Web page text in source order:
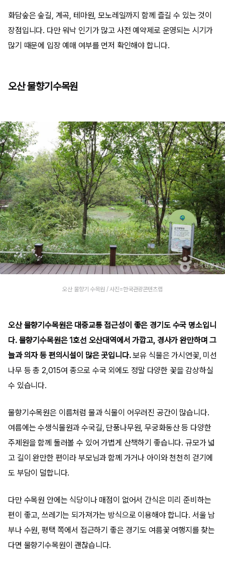
화담숲은 숲길, 계곡, 테마원, 모노레일까지 함께 즐길 수 있는 것이
장점입니다. 다만 워낙 인기가 많고 사전 예약제로 운영되는 시기가
많기 때문에 입장 예매 여부를 먼저 확인해야 합니다.
오산 물향기수목원
오산 물향기 수목원 / 사진=한국관광콘텐츠랩
오산 물향기수목원은 대중교통 접근성이 좋은 경기도 수국 명소입니
다. 물향기수목원은 1호선 오산대역에서 가깝고, 경사가 완만하며 그
늘과 의자 등 편의시설이 많은 곳입니다.보유 식물은 가시연꽃, 미선
나무 등 총 2,015여 종으로 수국 외에도 정말 다양한 꽃을 감상하실
수 있습니다.
물향기수목원은 이름처럼 물과 식물이 어우러진 공간이 많습니다.
여름에는 수생식물원과 수국길, 단풍나무원, 무궁화동산 등 다양한
주제원을 함께 둘러볼 수 있어 가볍게 산책하기 좋습니다. 규모가 넓
고 길이 완만한 편이라 부모님과 함께 가거나 아이와 천천히 걷기에
도 부담이 덜합니다.
다만 수목원 안에는 식당이나 매점이 없어서 간식은 미리 준비하는
편이 좋고, 쓰레기는 되가져가는 방식으로 이용해야 합니다. 서울 남
부나 수원, 평택 쪽에서 접근하기 좋은 경기도 여름꽃 여행지를 찾는
다면 물향기수목원이 괜찮습니다.